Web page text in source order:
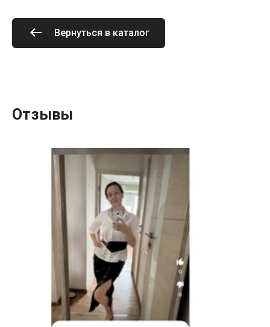
Вернуться в каталог
Отзывы